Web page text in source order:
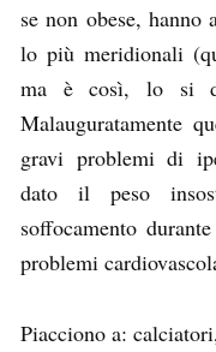
se non obese,
lo più meridionali
ma è così, lo si
Malauguratamente
gravi problemi di
dato il peso
soffocamento
problemi
Piacciono a: